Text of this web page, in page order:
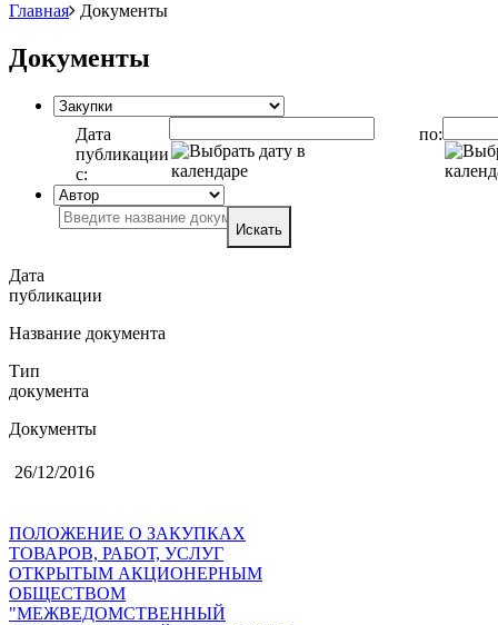
Главная Документы
Документы
Дата
публикации
с:
по:
Искать
Дата
публикации
Название документа
Тип
документа
Документы
26/12/2016
ПОЛОЖЕНИЕ О ЗАКУПКАХ
ТОВАРОВ, РАБОТ, УСЛУГ
ОТКРЫТЫМ АКЦИОНЕРНЫМ
ОБЩЕСТВОМ
"МЕЖВЕДОМСТВЕННЫЙ